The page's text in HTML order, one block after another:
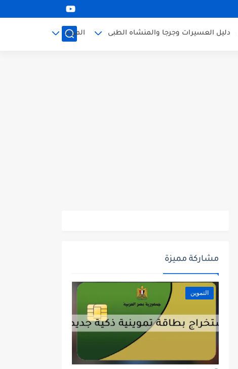
دليل العسيرات وجرجا والمنشاه الطبى المزيد
مشاركة مميزة
التموين